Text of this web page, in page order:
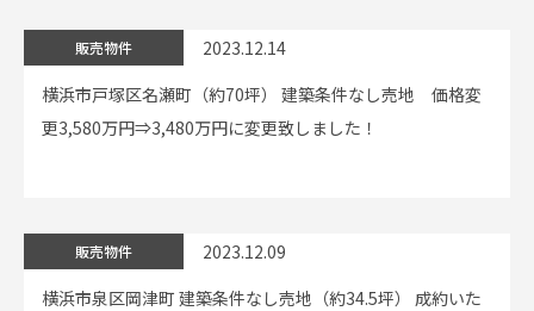
販売物件
2023.12.14
横浜市戸塚区名瀬町（約70坪） 建築条件なし売地 価格変
更3,580万円⇒3,480万円に変更致しました！
販売物件
2023.12.09
横浜市泉区岡津町 建築条件なし売地（約34.5坪） 成約いた